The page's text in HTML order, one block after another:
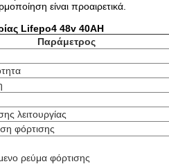
είναι προαιρετικά.
Lifepo4 48v 40AH
Παράμετρος
λειτουργίας
φόρτισης
ρεύμα φόρτισης